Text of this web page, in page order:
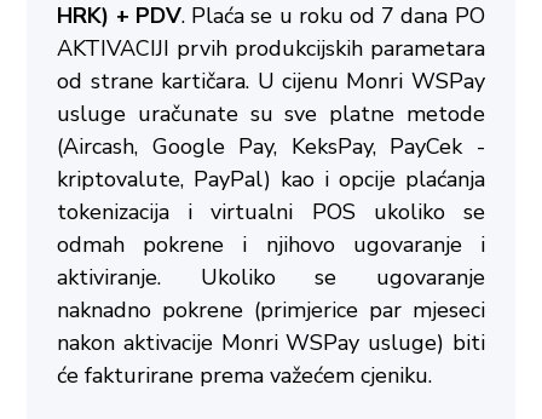
HRK) + PDV. Plaća se u roku od 7 dana PO
AKTIVACIJI prvih produkcijskih parametara
od strane kartičara. U cijenu Monri WSPay
usluge uračunate su sve platne metode
(Aircash, Google Pay, KeksPay, PayCek -
kriptovalute, PayPal) kao i opcije plaćanja
tokenizacija i virtualni POS ukoliko se
odmah pokrene i njihovo ugovaranje i
aktiviranje. Ukoliko se ugovaranje
naknadno pokrene (primjerice par mjeseci
nakon aktivacije Monri WSPay usluge) biti
će fakturirane prema važećem cjeniku.